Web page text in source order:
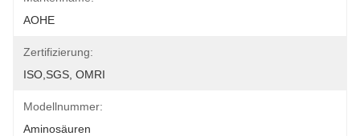
AOHE
Zertifizierung:
ISO,SGS, OMRI
Modellnummer:
Aminosäuren